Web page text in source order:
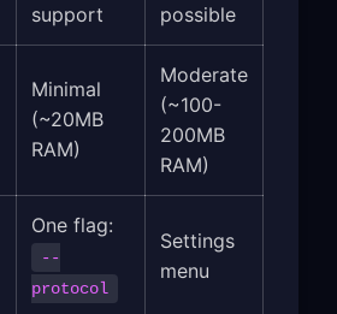
support
possible
Minimal
(~20MB
RAM)
Moderate
(~100-
200MB
RAM)
One flag:
--
protocol
Settings
menu